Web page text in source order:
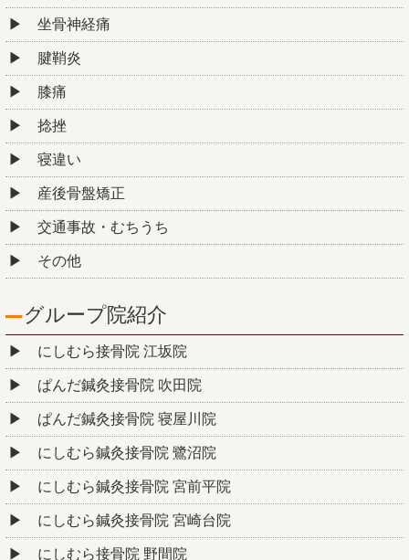
坐骨神経痛
腱鞘炎
膝痛
捻挫
寝違い
産後骨盤矯正
交通事故・むちうち
その他
グループ院紹介
にしむら接骨院 江坂院
ぱんだ鍼灸接骨院 吹田院
ぱんだ鍼灸接骨院 寝屋川院
にしむら鍼灸接骨院 鷺沼院
にしむら鍼灸接骨院 宮前平院
にしむら鍼灸接骨院 宮崎台院
にしむら接骨院 野間院